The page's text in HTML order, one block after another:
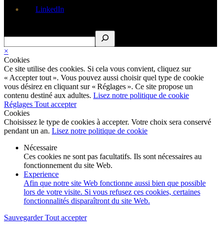
LinkedIn
×
Cookies
Ce site utilise des cookies. Si cela vous convient, cliquez sur
« Accepter tout ». Vous pouvez aussi choisir quel type de cookie
vous désirez en cliquant sur « Réglages ». Ce site propose un
contenu destiné aux adultes. Lisez notre politique de cookie
Réglages Tout accepter
Cookies
Choisissez le type de cookies à accepter. Votre choix sera conservé
pendant un an. Lisez notre politique de cookie
Nécessaire
Ces cookies ne sont pas facultatifs. Ils sont nécessaires au
fonctionnement du site Web.
Experience
Afin que notre site Web fonctionne aussi bien que possible
lors de votre visite. Si vous refusez ces cookies, certaines
fonctionnalités disparaîtront du site Web.
SauvegarderTout accepter